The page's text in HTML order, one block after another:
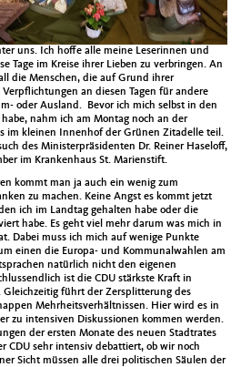
uns. Ich hoffe alle meine Leserinnen und
Tage im Kreise ihrer Lieben zu verbringen. An
die Menschen, die auf Grund ihrer
an diesen Tagen für andere
oder Ausland. Bevor ich mich selbst in den
nahm ich am Montag noch an der
im kleinen Innenhof der Grünen Zitadelle teil.
des Ministerpräsidenten Dr. Reiner Haseloff,
im Krankenhaus St. Marienstift.
kommt man ja auch ein wenig zum
zu machen. Keine Angst es kommt jetzt
ich im Landtag gehalten habe oder die
habe. Es geht viel mehr darum was mich in
Dabei muss ich mich auf wenige Punkte
einen die Europa- und Kommunalwahlen am
natürlich nicht den eigenen
ist die CDU stärkste Kraft in
Gleichzeitig führt der Zersplitterung des
Mehrheitsverhältnissen. Hier wird es in
zu intensiven Diskussionen kommen werden.
der ersten Monate des neuen Stadtrates
CDU sehr intensiv debattiert, ob wir noch
Sicht müssen alle drei politischen Säulen der